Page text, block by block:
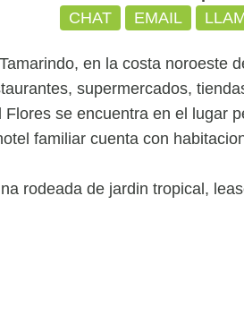
CHAT
EMAIL
en la costa noroeste
supermercados,
se encuentra en el lugar
familiar cuenta con
rodeada de jardin tropical,